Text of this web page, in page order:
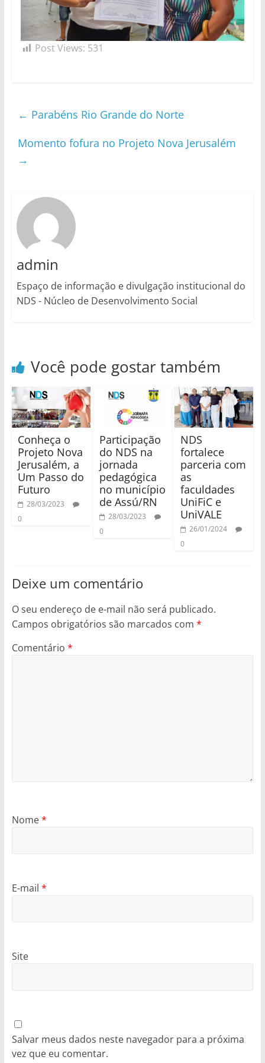
Post Views: 531
← Parabéns Rio Grande do Norte
Momento fofura no Projeto Nova Jerusalém
→
admin
Espaço de informação e divulgação institucional do
NDS - Núcleo de Desenvolvimento Social
Você pode gostar também
Conheça o
Projeto Nova
Jerusalém, a
Um Passo do
Futuro
28/03/2023
0
Participação
do NDS na
jornada
pedagógica
no município
de Assú/RN
28/03/2023
0
NDS
fortalece
parceria com
as
faculdades
UniFiC e
UniVALE
26/01/2024
0
Deixe um comentário
O seu endereço de e-mail não será publicado.
Campos obrigatórios são marcados com *
Comentário *
Nome*
E-mail *
Site
Salvar meus dados neste navegador para a próxima
vez que eu comentar.